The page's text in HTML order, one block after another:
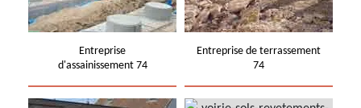
Entreprise
d'assainissement 74
Entreprise de terrassement
74